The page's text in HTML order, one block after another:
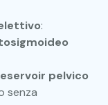
:
pelvico
senza